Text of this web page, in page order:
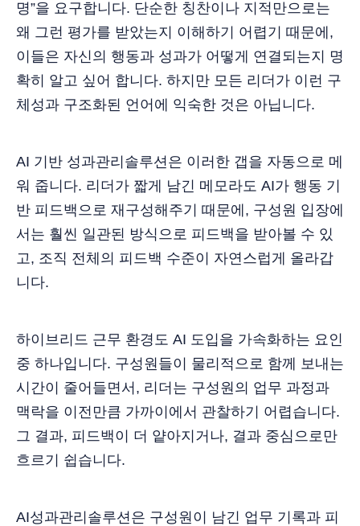
명”을 요구합니다. 단순한 칭찬이나 지적만으로는
왜 그런 평가를 받았는지 이해하기 어렵기 때문에,
이들은 자신의 행동과 성과가 어떻게 연결되는지 명
확히 알고 싶어 합니다. 하지만 모든 리더가 이런 구
체성과 구조화된 언어에 익숙한 것은 아닙니다.
AI 기반 성과관리솔루션은 이러한 갭을 자동으로 메
워 줍니다. 리더가 짧게 남긴 메모라도 AI가 행동 기
반 피드백으로 재구성해주기 때문에, 구성원 입장에
서는 훨씬 일관된 방식으로 피드백을 받아볼 수 있
고, 조직 전체의 피드백 수준이 자연스럽게 올라갑
니다.
하이브리드 근무 환경도 AI 도입을 가속화하는 요인
중 하나입니다. 구성원들이 물리적으로 함께 보내는
시간이 줄어들면서, 리더는 구성원의 업무 과정과
맥락을 이전만큼 가까이에서 관찰하기 어렵습니다.
그 결과, 피드백이 더 얕아지거나, 결과 중심으로만
흐르기 쉽습니다.
AI성과관리솔루션은 구성원이 남긴 업무 기록과 피